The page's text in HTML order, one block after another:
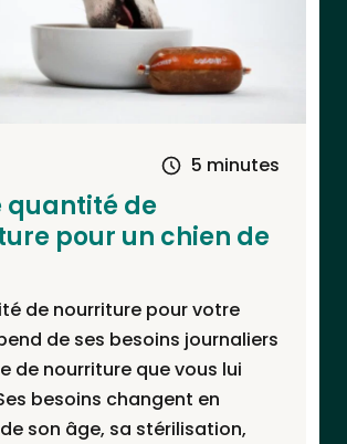
5 minutes
quantité de
pour un chien de
de nourriture pour votre
de ses besoins journaliers
de nourriture que vous lui
besoins changent en
son âge, sa stérilisation,